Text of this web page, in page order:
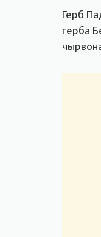
Герб
герба